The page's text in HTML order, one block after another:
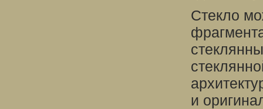
Стекло
и